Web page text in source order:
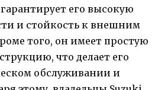
его высокую
и стойкость к внешним
того, он имеет простую
что делает его
обслуживании и